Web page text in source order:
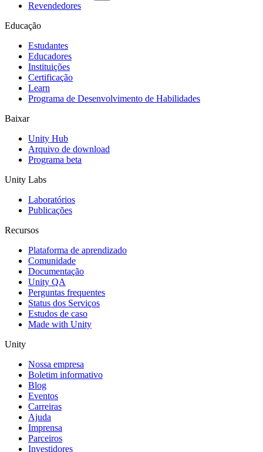
Revendedores
Educação
Estudantes
Educadores
Instituições
Certificação
Learn
Programa de Desenvolvimento de Habilidades
Baixar
Unity Hub
Arquivo de download
Programa beta
Unity Labs
Laboratórios
Publicações
Recursos
Plataforma de aprendizado
Comunidade
Documentação
Unity QA
Perguntas frequentes
Status dos Serviços
Estudos de caso
Made with Unity
Unity
Nossa empresa
Boletim informativo
Blog
Eventos
Carreiras
Ajuda
Imprensa
Parceiros
Investidores